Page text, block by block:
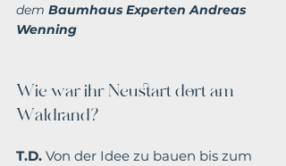
dem Baumhaus Experten Andreas
Wenning
Wie war ihr Neustart dort am
Waldrand?
T.D. Von der Idee zu bauen bis zum